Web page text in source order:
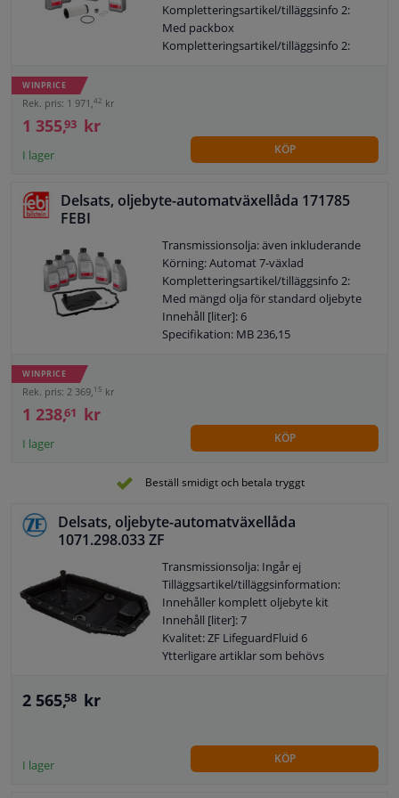
Kompletteringsartikel/tilläggsinfo 2:
Med packbox
Kompletteringsartikel/tilläggsinfo 2:
Specifikation: VW TL 52 182
Växellåds-ID: DQ500 / DQ400E
Garanti: 2 år
Färg på driftvätska: Gul
Observera serviceinformationen
WINPRICE
Rek. pris: 1 971,42 kr
1 355,93 kr
I lager KÖP
Delsats, oljebyte-automatväxellåda 171785
FEBI
Transmissionsolja: även inkluderande
Körning: Automat 7-växlad
Kompletteringsartikel/tilläggsinfo 2:
Med mängd olja för standard oljebyte
Innehåll [liter]: 6
Specifikation: MB 236,15
Garanti: 2 år
För speciell exekveringskod: A89
Observera serviceinformationen
WINPRICE
Rek. pris: 2 369,15 kr
1 238,61 kr
I lager KÖP
Beställ smidigt och betala tryggt
Delsats, oljebyte-automatväxellåda
1071.298.033 ZF
Transmissionsolja: Ingår ej
Tilläggsartikel/tilläggsinformation:
Innehåller komplett oljebyte kit
Innehåll [liter]: 7
Kvalitet: ZF LifeguardFluid 6
Ytterligare artiklar som behövs
2 565,58 kr
I lager KÖP